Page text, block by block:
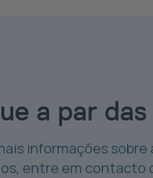
a par
informações
entre em contacto